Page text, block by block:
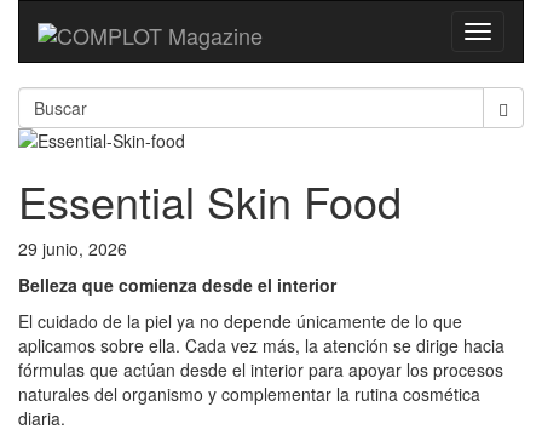
Toggle
Essential Skin Food
29 junio, 2026
Belleza que comienza desde el interior
El cuidado de la piel ya no depende únicamente de lo que
aplicamos sobre ella. Cada vez más, la atención se dirige hacia
fórmulas que actúan desde el interior para apoyar los procesos
naturales del organismo y complementar la rutina cosmética
diaria.